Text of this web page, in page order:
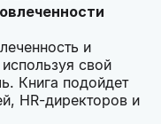
и
свой
Книга подойдет
HR-директоров и